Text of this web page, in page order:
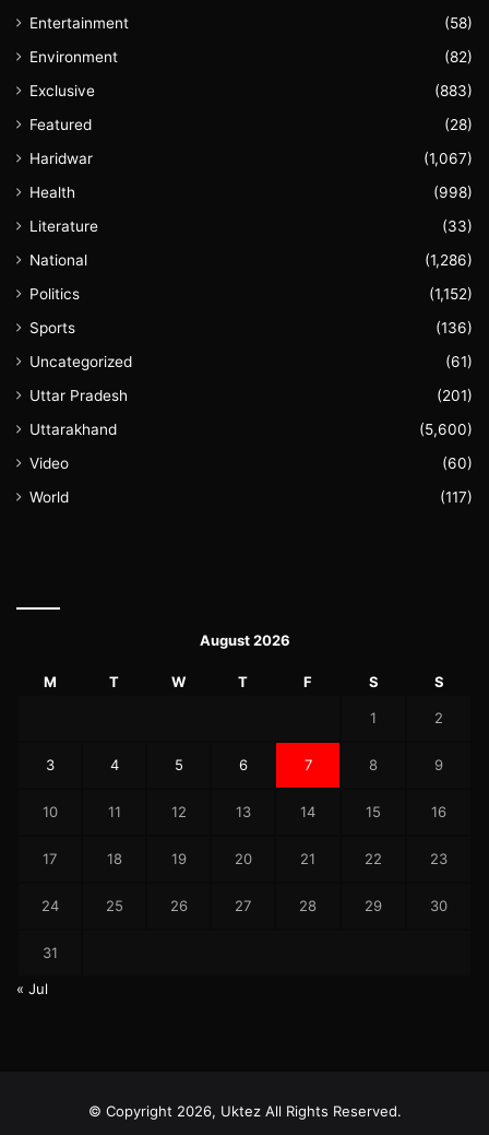
Entertainment
(58)
Environment
(82)
Exclusive
(883)
Featured
(28)
Haridwar
(1,067)
Health
(998)
Literature
(33)
National
(1,286)
Politics
(1,152)
Sports
(136)
Uncategorized
(61)
Uttar Pradesh
(201)
Uttarakhand
(5,600)
Video
(60)
World
(117)
August 2026
M T W T F S S
1 2
3 4 5 6 7 8 9
10 11 12 13 14 15 16
17 18 19 20 21 22 23
24 25 26 27 28 29 30
31
« Jul
© Copyright 2026, Uktez All Rights Reserved.